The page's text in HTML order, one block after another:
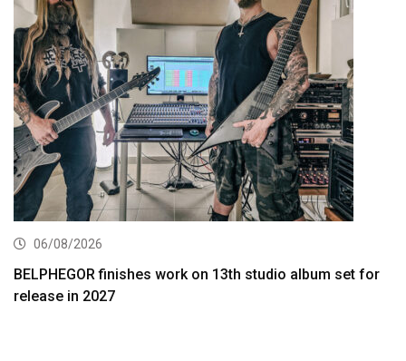
06/08/2026
BELPHEGOR finishes work on 13th studio album set for
release in 2027